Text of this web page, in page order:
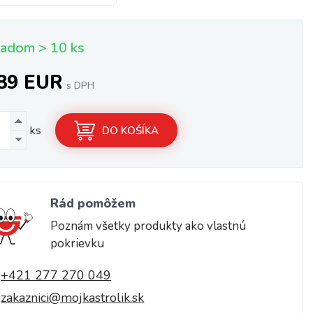
> 10 ks
EUR s DPH
ks DO KOŠÍKA
Rád pomôžem
Poznám všetky produkty ako vlastnú
pokrievku
+421 277 270 049
zakaznici@mojkastrolik.sk